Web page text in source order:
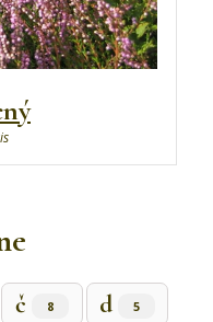
č 8 d 5